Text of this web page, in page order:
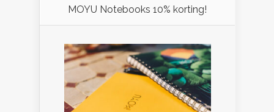
MOYU Notebooks 10% korting!